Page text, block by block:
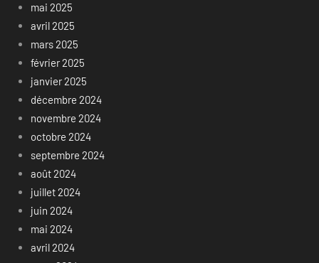
mai 2025
avril 2025
mars 2025
février 2025
janvier 2025
décembre 2024
novembre 2024
octobre 2024
septembre 2024
août 2024
juillet 2024
juin 2024
mai 2024
avril 2024